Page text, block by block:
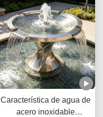
Característica de agua de
acero inoxidable